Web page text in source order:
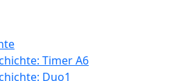
Timer A6
Duo1